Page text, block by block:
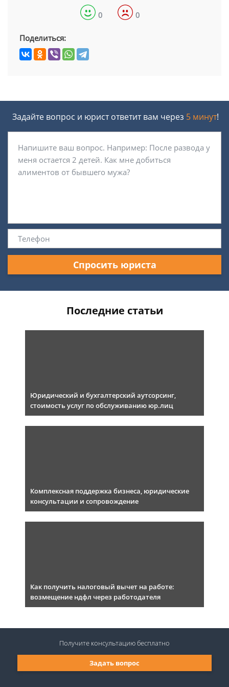
0 0
Поделиться:
Задайте вопрос и юрист ответит вам через 5 минут!
Спросить юриста
Последние статьи
Юридический и бухгалтерский аутсорсинг,
стоимость услуг по обслуживанию юр.лиц
Комплексная поддержка бизнеса, юридические
консультации и сопровождение
Как получить налоговый вычет на работе:
возмещение ндфл через работодателя
Задать вопрос
Получите консультациюбесплатно